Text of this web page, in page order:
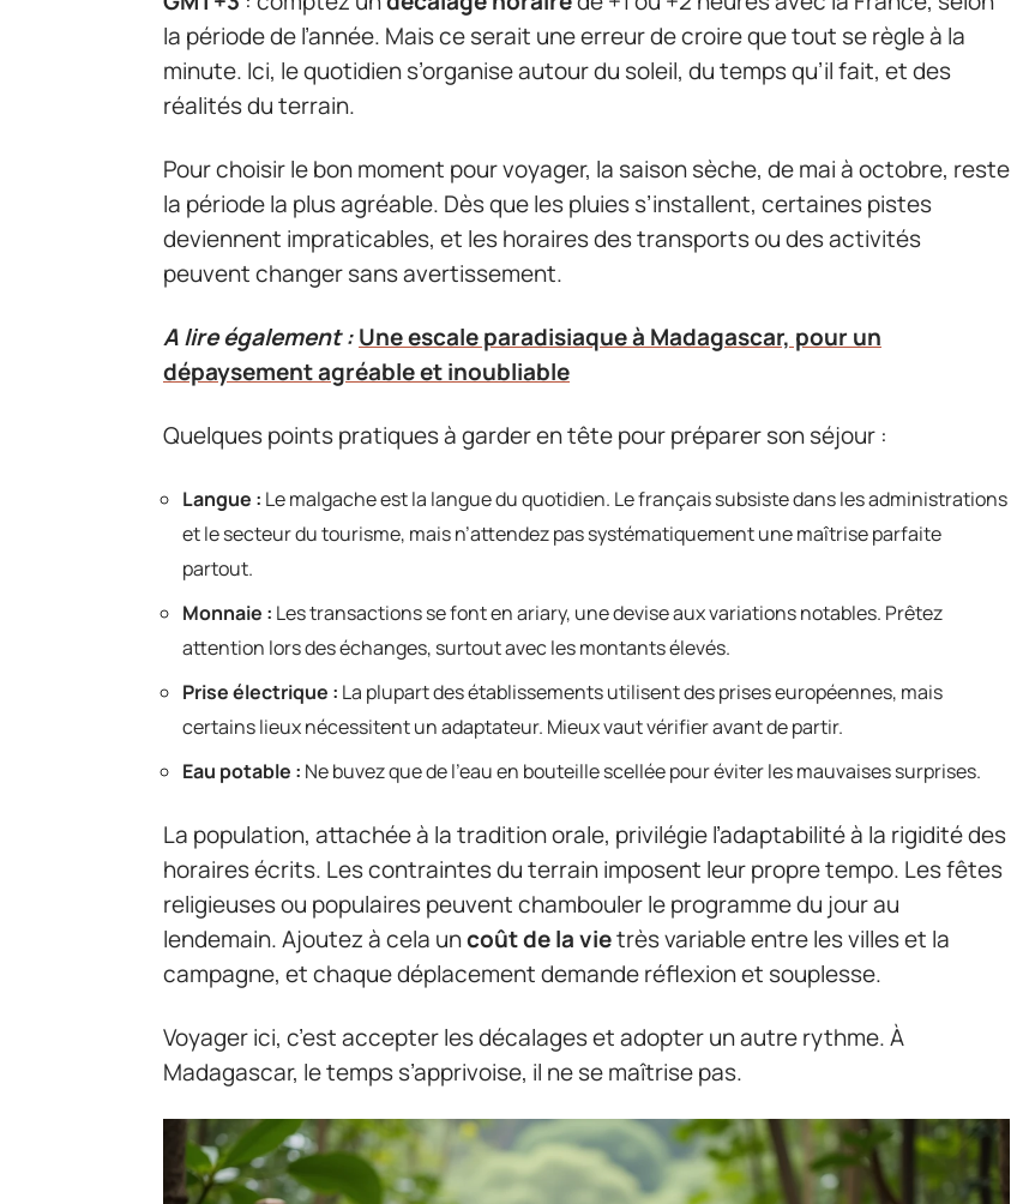
la période de l’année. Mais ce serait une erreur de croire que tout se règle à la
minute. Ici, le quotidien s’organise autour du soleil, du temps qu’il fait, et des
réalités du terrain.
Pour choisir le bon moment pour voyager, la saison sèche, de mai à octobre, reste
la période la plus agréable. Dès que les pluies s’installent, certaines pistes
deviennent impraticables, et les horaires des transports ou des activités
peuvent changer sans avertissement.
A lire également :Une escale paradisiaque à Madagascar, pour un
dépaysement agréable et inoubliable
Quelques points pratiques à garder en tête pour préparer son séjour :
Langue : Le malgache est la langue du quotidien. Le français subsiste dans les administrations
et le secteur du tourisme, mais n’attendez pas systématiquement une maîtrise parfaite
partout.
Monnaie : Les transactions se font en ariary, une devise aux variations notables. Prêtez
attention lors des échanges, surtout avec les montants élevés.
Prise électrique : La plupart des établissements utilisent des prises européennes, mais
certains lieux nécessitent un adaptateur. Mieux vaut vérifier avant de partir.
Eau potable : Ne buvez que de l’eau en bouteille scellée pour éviter les mauvaises surprises.
La population, attachée à la tradition orale, privilégie l’adaptabilité à la rigidité des
horaires écrits. Les contraintes du terrain imposent leur propre tempo. Les fêtes
religieuses ou populaires peuvent chambouler le programme du jour au
lendemain. Ajoutez à cela uncoût de la vietrès variable entre les villes et la
campagne, et chaque déplacement demande réflexion et souplesse.
Voyager ici, c’est accepter les décalages et adopter un autre rythme. À
Madagascar, le temps s’apprivoise, il ne se maîtrise pas.